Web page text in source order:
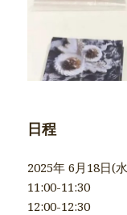
日程
2025年 6月18日(
11:00-11:30
12:00-12:30